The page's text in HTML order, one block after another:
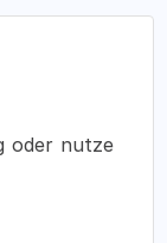
oder nutze